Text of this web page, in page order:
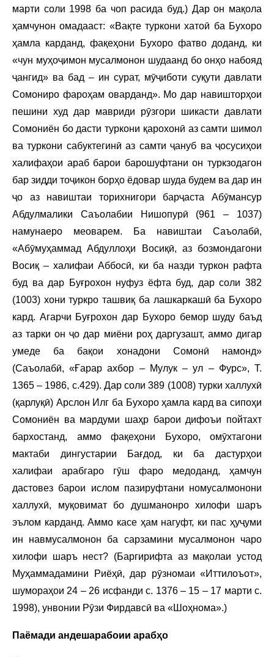
марти соли 1998 ба чоп расида буд.) Дар он мақола
ҳамчунон омадааст: «Вақте туркони хатоӣ ба Бухоро
ҳамла карданд, фақеҳони Бухоро фатво доданд, ки
«чун муҳоҷимон мусалмонон шудаанд бо онҳо набояд
ҷангид» ва бад – ин сурат, мӯҷиботи суқути давлати
Сомониро фароҳам оварданд». Мо дар навишторҳои
пешини худ дар мавриди рӯзгори шикасти давлати
Сомониён бо дасти туркони қарохонӣ аз самти шимол
ва туркони сабуктегинӣ аз самти ҷануб ва ҷосусиҳои
халифаҳои араб барои барошуфтани он туркзодагон
бар зидди тоҷикон борҳо ёдовар шуда будем ва дар ин
ҷо аз навиштаи торихнигори барҷаста Абӯмансур
Абдулмалики Саъолабии Нишопурӣ (961 – 1037)
намунаеро меоварем. Ба навиштаи Саъолабӣ,
«Абӯмуҳаммад Абдуллоҳи Восиқӣ, аз бозмондагони
Восиқ – халифаи Аббосӣ, ки ба назди туркон рафта
буд ва дар Буғрохон нуфуз ёфта буд, дар соли 382
(1003) хони туркро ташвиқ ба лашкаркашӣ ба Бухоро
кард. Агарчи Буғрохон дар Бухоро бемор шуду баъд
аз тарки он ҷо дар миёни роҳ даргузашт, аммо дигар
умеде ба бақои хонадони Сомонӣ намонд»
(Саъолабӣ, «Ғарар ахбор – Мулук – ул – Фурс», Т.
1365 – 1986, с.429). Дар соли 389 (1008) турки халлухӣ
(қарлуқӣ) Арслон Илг ба Бухоро ҳамла кард ва сипоҳи
Сомониён ва мардуми шаҳр барои дифоъи пойтахт
бархостанд, аммо фақеҳони Бухоро, омӯхтагони
мактаби дингустарии Бағдод, ки ба дастурҳои
халифаи арабгаро гӯш фаро медоданд, ҳамчун
дастовез барои ислом пазируфтани номусалмонони
халлухӣ, муқовимат бо душманонро хилофи шаръ
эълом карданд. Аммо касе ҳам нагуфт, ки пас ҳуҷуми
ин навмусалмонон ба сарзамини мусалмонон чаро
хилофи шаръ нест? (Баргирифта аз мақолаи устод
Муҳаммадамини Риёҳӣ, дар рӯзномаи «Иттилоъот»,
шумораҳои 24 – 26 исфанди с. 1376 – 15 – 17 марти с.
1998), унвонии Рӯзи Фирдавсӣ ва «Шоҳнома».)
Паёмади андешарабоии арабҳо